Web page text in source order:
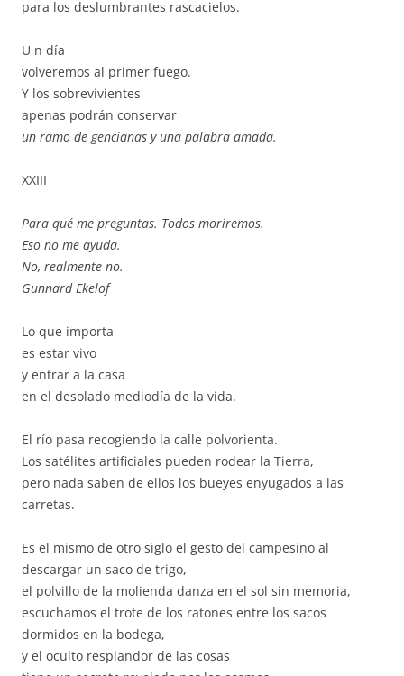
para los deslumbrantes rascacielos.
U n día
volveremos al primer fuego.
Y los sobrevivientes
apenas podrán conservar
un ramo de gencianas y una palabra amada.
XXIII
Para qué me preguntas. Todos moriremos.
Eso no me ayuda.
No, realmente no.
Gunnard Ekelof
Lo que importa
es estar vivo
y entrar a la casa
en el desolado mediodía de la vida.
El río pasa recogiendo la calle polvorienta.
Los satélites artificiales pueden rodear la Tierra,
pero nada saben de ellos los bueyes enyugados a las
carretas.
Es el mismo de otro siglo el gesto del campesino al
descargar un saco de trigo,
el polvillo de la molienda danza en el sol sin memoria,
escuchamos el trote de los ratones entre los sacos
dormidos en la bodega,
y el oculto resplandor de las cosas